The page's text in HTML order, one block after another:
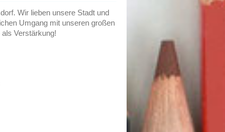
Wir lieben unsere Stadt und
Umgang mit unseren großen
als Verstärkung!